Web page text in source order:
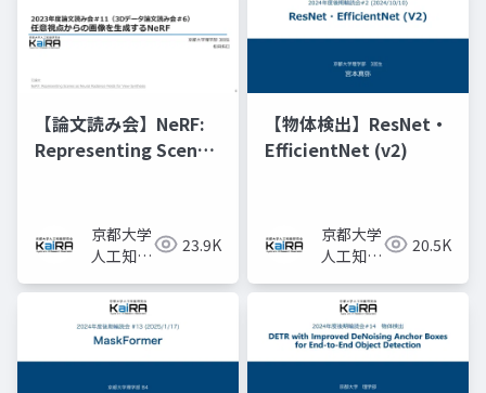
【論文読み会】NeRF:
Representing Scenes
Synthesis京都大学
人工知能
KaiRA
23.9K
【物体検出】ResNet・
EfficientNet (v2)
京都大学
人工知能
KaiRA
20.5K